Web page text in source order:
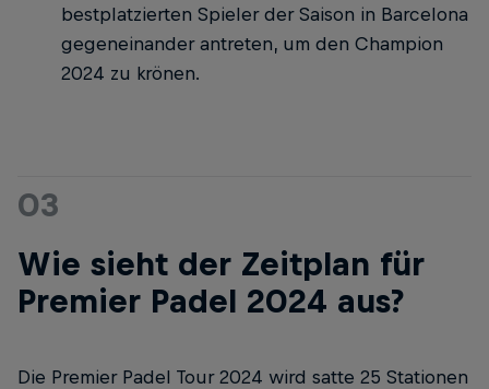
bestplatzierten Spieler der Saison in Barcelona
gegeneinander antreten, um den Champion
2024 zu krönen.
03
Wie sieht der Zeitplan für
Premier Padel 2024 aus?
Die Premier Padel Tour 2024 wird satte 25 Stationen